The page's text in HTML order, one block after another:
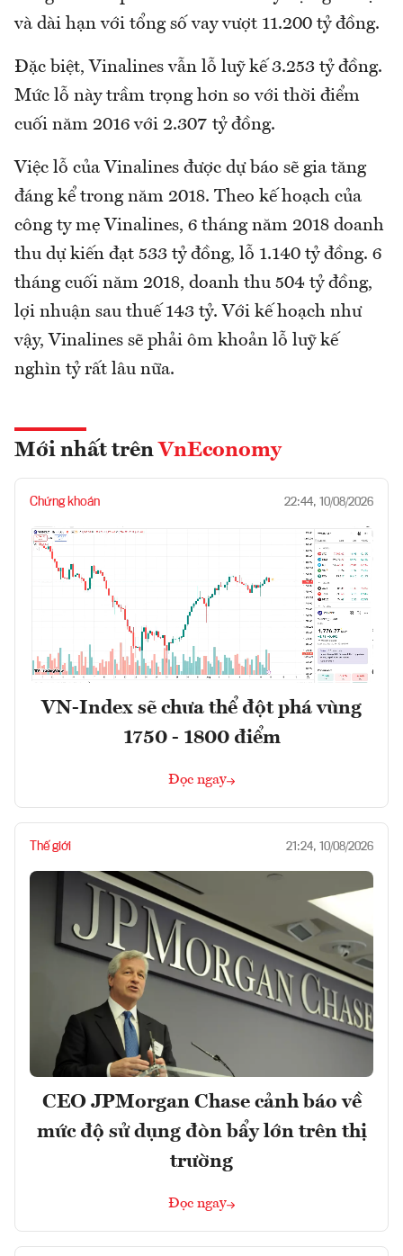
và dài hạn với tổng số vay vượt 11.200 tỷ đồng.
Đặc biệt, Vinalines vẫn lỗ luỹ kế 3.253 tỷ đồng.
Mức lỗ này trầm trọng hơn so với thời điểm
cuối năm 2016 với 2.307 tỷ đồng.
Việc lỗ của Vinalines được dự báo sẽ gia tăng
đáng kể trong năm 2018. Theo kế hoạch của
công ty mẹ Vinalines, 6 tháng năm 2018 doanh
thu dự kiến đạt 533 tỷ đồng, lỗ 1.140 tỷ đồng. 6
tháng cuối năm 2018, doanh thu 504 tỷ đồng,
lợi nhuận sau thuế 143 tỷ. Với kế hoạch như
vậy, Vinalines sẽ phải ôm khoản lỗ luỹ kế
nghìn tỷ rất lâu nữa.
Mới nhất trên VnEconomy
Chứng khoán 22:44, 10/08/2026
VN-Index sẽ chưa thể đột phá vùng
1750 - 1800 điểm
Đọc ngay
Thế giới 21:24, 10/08/2026
CEO JPMorgan Chase cảnh báo về
mức độ sử dụng đòn bẩy lớn trên thị
trường
Đọc ngay